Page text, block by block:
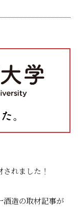
れました！
酒造の取材記事が